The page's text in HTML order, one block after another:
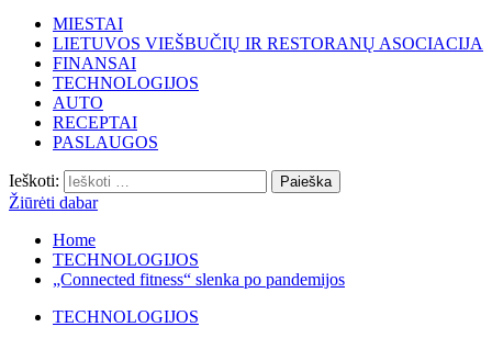
MIESTAI
LIETUVOS VIEŠBUČIŲ IR RESTORANŲ ASOCIACIJA
FINANSAI
TECHNOLOGIJOS
AUTO
RECEPTAI
PASLAUGOS
Ieškoti:
Žiūrėti dabar
Home
TECHNOLOGIJOS
„Connected fitness“ slenka po pandemijos
TECHNOLOGIJOS